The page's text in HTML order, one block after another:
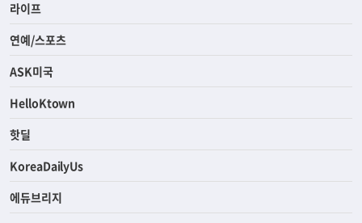
라이프
연예/스포츠
ASK미국
HelloKtown
핫딜
KoreaDailyUs
에듀브리지